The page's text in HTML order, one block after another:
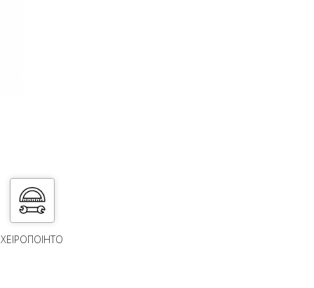
ΧΕΙΡΟΠΟΙΗΤΟ